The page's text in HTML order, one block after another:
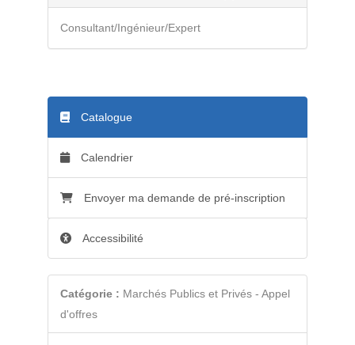
Consultant/Ingénieur/Expert
Catalogue
Calendrier
Envoyer ma demande de pré-inscription
Accessibilité
Catégorie : Marchés Publics et Privés - Appel
d'offres